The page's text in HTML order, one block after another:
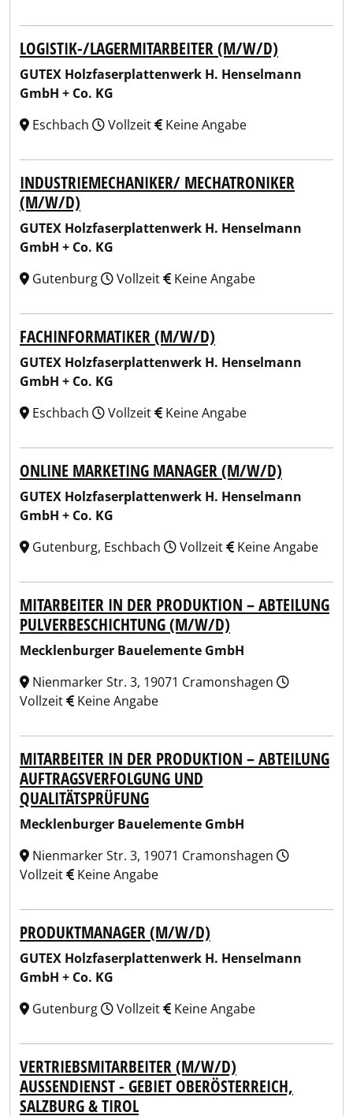
LOGISTIK-/LAGERMITARBEITER (M/W/D)
GUTEX Holzfaserplattenwerk H. Henselmann
GmbH + Co. KG
Eschbach
Vollzeit Keine Angabe
INDUSTRIEMECHANIKER/ MECHATRONIKER
(M/W/D)
GUTEX Holzfaserplattenwerk H. Henselmann
GmbH + Co. KG
Gutenburg
Vollzeit Keine Angabe
FACHINFORMATIKER (M/W/D)
GUTEX Holzfaserplattenwerk H. Henselmann
GmbH + Co. KG
Eschbach
Vollzeit Keine Angabe
ONLINE MARKETING MANAGER (M/W/D)
GUTEX Holzfaserplattenwerk H. Henselmann
GmbH + Co. KG
Gutenburg, Eschbach
Vollzeit Keine Angabe
MITARBEITER IN DER PRODUKTION – ABTEILUNG
PULVERBESCHICHTUNG (M/W/D)
Mecklenburger Bauelemente GmbH
Nienmarker Str. 3, 19071 Cramonshagen
Vollzeit
Keine Angabe
MITARBEITER IN DER PRODUKTION – ABTEILUNG
AUFTRAGSVERFOLGUNG UND
QUALITÄTSPRÜFUNG
Mecklenburger Bauelemente GmbH
Nienmarker Str. 3, 19071 Cramonshagen
Vollzeit
Keine Angabe
PRODUKTMANAGER (M/W/D)
GUTEX Holzfaserplattenwerk H. Henselmann
GmbH + Co. KG
Gutenburg
Vollzeit Keine Angabe
VERTRIEBSMITARBEITER (M/W/D)
AUSSENDIENST - GEBIET OBERÖSTERREICH, S
ALZBURG & TIROL